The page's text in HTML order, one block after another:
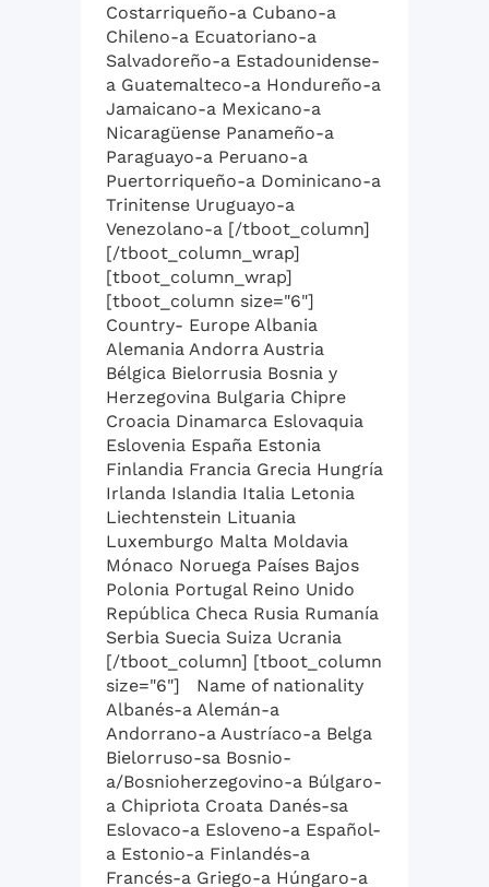
Costarriqueño-a Cubano-a
Chileno-a Ecuatoriano-a
Salvadoreño-a Estadounidense-
a Guatemalteco-a Hondureño-a
Jamaicano-a Mexicano-a
Nicaragüense Panameño-a
Paraguayo-a Peruano-a
Puertorriqueño-a Dominicano-a
Trinitense Uruguayo-a
Venezolano-a [/tboot_column]
[/tboot_column_wrap]
[tboot_column_wrap]
[tboot_column size="6"]
Country- Europe Albania
Alemania Andorra Austria
Bélgica Bielorrusia Bosnia y
Herzegovina Bulgaria Chipre
Croacia Dinamarca Eslovaquia
Eslovenia España Estonia
Finlandia Francia Grecia Hungría
Irlanda Islandia Italia Letonia
Liechtenstein Lituania
Luxemburgo Malta Moldavia
Mónaco Noruega Países Bajos
Polonia Portugal Reino Unido
República Checa Rusia Rumanía
Serbia Suecia Suiza Ucrania
[/tboot_column] [tboot_column
size="6"] Name of nationality
Albanés-a Alemán-a
Andorrano-a Austríaco-a Belga
Bielorruso-sa Bosnio-
a/Bosnioherzegovino-a Búlgaro-
a Chipriota Croata Danés-sa
Eslovaco-a Esloveno-a Español-
a Estonio-a Finlandés-a
Francés-a Griego-a Húngaro-a